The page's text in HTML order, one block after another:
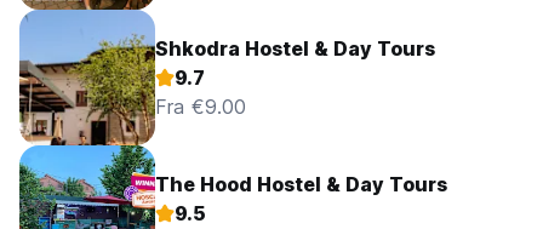
Shkodra Hostel & Day Tours
9.7
Fra €9.00
The Hood Hostel & Day Tours
9.5